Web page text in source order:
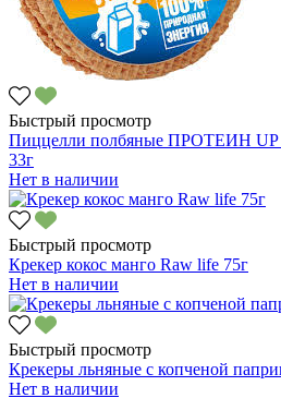
Быстрый просмотр
Пиццелли полбяные ПРОТЕИН UP
33г
Нет в наличии
Быстрый просмотр
Крекер кокос манго Raw life 75г
Нет в наличии
Быстрый просмотр
Крекеры льняные с копченой
Нет в наличии